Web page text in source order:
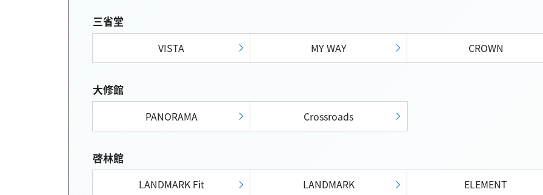
三省堂
VISTA MY WAY CROWN
大修館
PANORAMA Crossroads
啓林館
LANDMARK Fit LANDMARK ELEMENT